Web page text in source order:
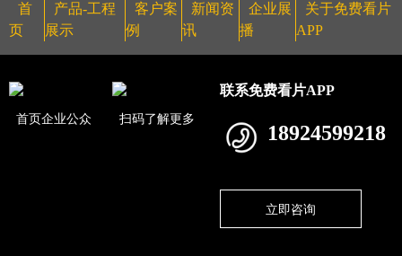
首
页
产品-工程
展示
客户案
例
新闻资
讯
企业展
播
关于免费看片
APP
首页企业公众 扫码了解更多
联系免费看片APP
18924599218
立即咨询